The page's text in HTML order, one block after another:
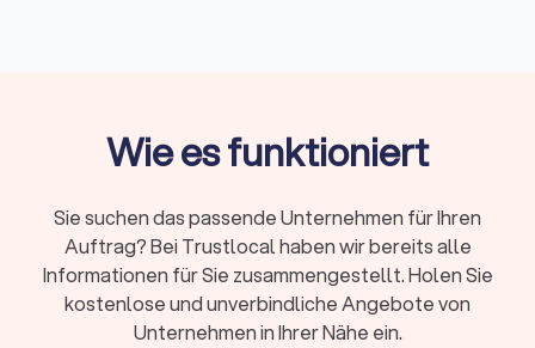
Steuerberaterkammer ist Pflicht, Fachberater-
Titel zeigen Spezialisierung
Vorteile – persönlicher Kontakt oder flexible
digitale Zusammenarbeit
Erstgespräch:Viele Kanzleien bieten 15-20
Minuten kostenlos an
Wie es funktioniert
Sie suchen das passende Unternehmen für Ihren
Auftrag? Bei Trustlocal haben wir bereits alle
Informationen für Sie zusammengestellt. Holen Sie
kostenlose und unverbindliche Angebote von
Unternehmen in Ihrer Nähe ein.